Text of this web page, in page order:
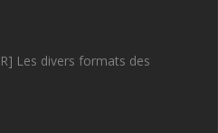
Les divers formats des